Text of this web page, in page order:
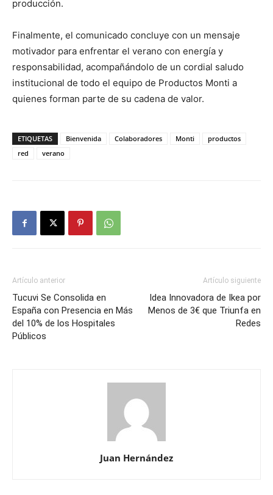
producción.
Finalmente, el comunicado concluye con un mensaje
motivador para enfrentar el verano con energía y
responsabilidad, acompañándolo de un cordial saludo
institucional de todo el equipo de Productos Monti a
quienes forman parte de su cadena de valor.
ETIQUETAS Bienvenida Colaboradores Monti
productos
red
verano
Artículo anterior
Tucuvi Se Consolida en
España con Presencia en Más
del 10% de los Hospitales
Públicos
Artículo siguiente
Idea Innovadora de Ikea por
Menos de 3€ que Triunfa en
Redes
Juan Hernández